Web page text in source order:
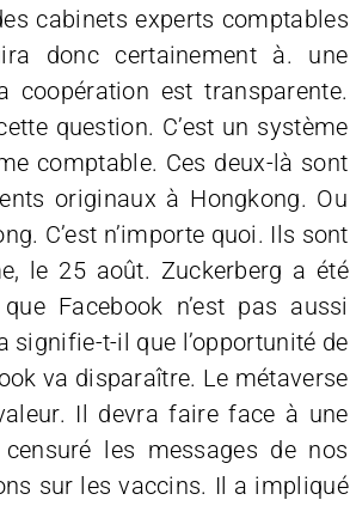
cabinets experts comptables
donc certainement à. une
est transparente.
question. C’est un système
comptable. Ces deux-là sont
originaux à Hongkong. Ou
C’est n’importe quoi. Ils sont
le 25 août. Zuckerberg a été
Facebook n’est pas aussi
signifie-t-il que l’opportunité de
va disparaître. Le métaverse
Il devra faire face à une
les messages de nos
sur les vaccins. Il a impliqué